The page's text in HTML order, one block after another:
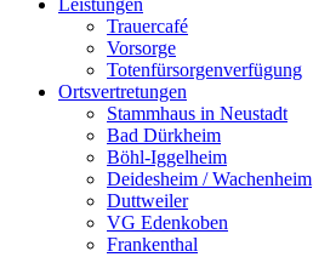
Leistungen
Trauercafé
Vorsorge
Totenfürsorgenverfügung
Ortsvertretungen
Stammhaus in Neustadt
Bad Dürkheim
Böhl-Iggelheim
Deidesheim / Wachenheim
Duttweiler
VG Edenkoben
Frankenthal